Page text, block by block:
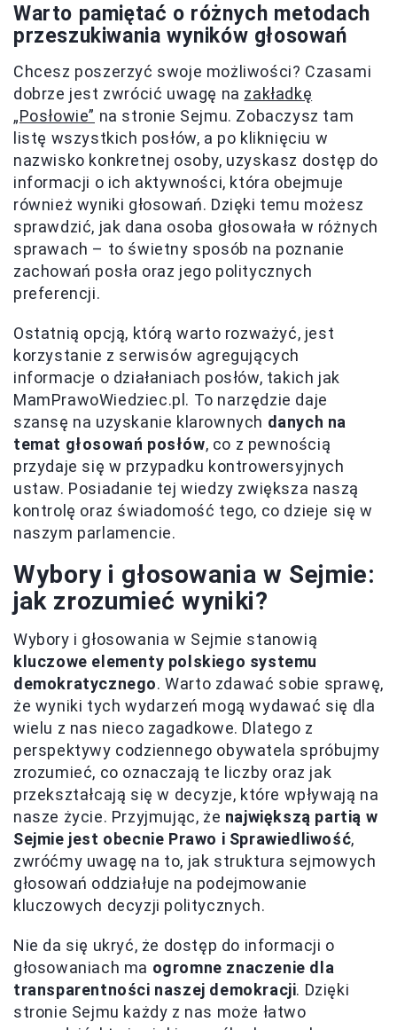
Warto pamiętać o różnych metodach
przeszukiwania wyników głosowań
Chcesz poszerzyć swoje możliwości? Czasami
dobrze jest zwrócić uwagę na zakładkę
„Posłowie” na stronie Sejmu. Zobaczysz tam
listę wszystkich posłów, a po kliknięciu w
nazwisko konkretnej osoby, uzyskasz dostęp do
informacji o ich aktywności, która obejmuje
również wyniki głosowań. Dzięki temu możesz
sprawdzić, jak dana osoba głosowała w różnych
sprawach – to świetny sposób na poznanie
zachowań posła oraz jego politycznych
preferencji.
Ostatnią opcją, którą warto rozważyć, jest
korzystanie z serwisów agregujących
informacje o działaniach posłów, takich jak
MamPrawoWiedziec.pl. To narzędzie daje
szansę na uzyskanie klarownych danych na
temat głosowań posłów, co z pewnością
przydaje się w przypadku kontrowersyjnych
ustaw. Posiadanie tej wiedzy zwiększa naszą
kontrolę oraz świadomość tego, co dzieje się w
naszym parlamencie.
Wybory i głosowania w Sejmie:
jak zrozumieć wyniki?
Wybory i głosowania w Sejmie stanowią
kluczowe elementy polskiego systemu
demokratycznego. Warto zdawać sobie sprawę,
że wyniki tych wydarzeń mogą wydawać się dla
wielu z nas nieco zagadkowe. Dlatego z
perspektywy codziennego obywatela spróbujmy
zrozumieć, co oznaczają te liczby oraz jak
przekształcają się w decyzje, które wpływają na
nasze życie. Przyjmując, że największą partią w
Sejmie jest obecnie Prawo i Sprawiedliwość,
zwróćmy uwagę na to, jak struktura sejmowych
głosowań oddziałuje na podejmowanie
kluczowych decyzji politycznych.
Nie da się ukryć, że dostęp do informacji o
głosowaniach ma ogromne znaczenie dla
transparentności naszej demokracji. Dzięki
stronie Sejmu każdy z nas może łatwo